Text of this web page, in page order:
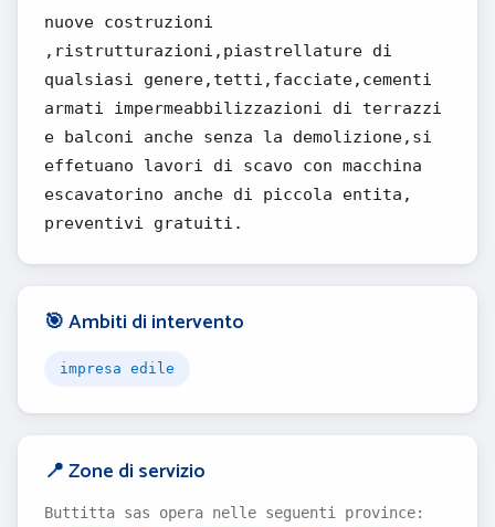
nuove costruzioni
,ristrutturazioni,piastrellature di
qualsiasi genere,tetti,facciate,cementi
armati impermeabbilizzazioni di terrazzi
e balconi anche senza la demolizione,si
effetuano lavori di scavo con macchina
escavatorino anche di piccola entita,
preventivi gratuiti.
🎯 Ambiti di intervento
impresa edile
📍 Zone di servizio
Buttitta sas opera nelle seguenti province: